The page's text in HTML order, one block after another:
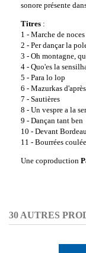
sonore présente
Titres :
1 - Marche de
2 - Per dançar la
3 - Oh montagne,
4 - Quo'es la
5 - Para lo lop
6 - Mazurkas
7 - Sautières
8 - Un vespre a la
9 - Dançan tant ben
10 - Devant
11 - Bourrées
Une coproduction
30 AUTRES